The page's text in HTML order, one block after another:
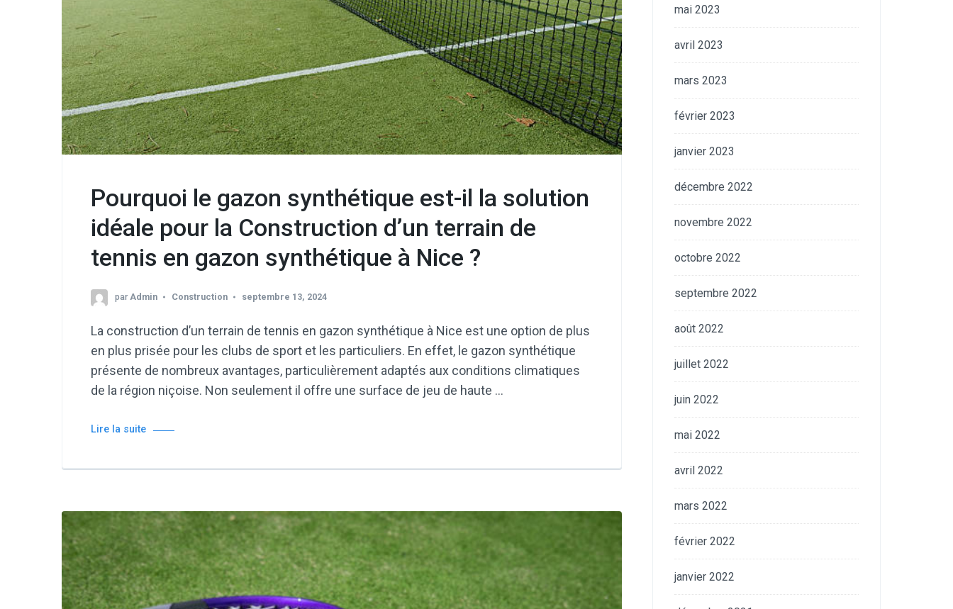
Pourquoi le gazon synthétique est-il la solution
idéale pour la Construction d’un terrain de
tennis en gazon synthétique à Nice ?
par Admin Construction septembre 13, 2024
La construction d’un terrain de tennis en gazon synthétique à Nice est une option de plus
en plus prisée pour les clubs de sport et les particuliers. En effet, le gazon synthétique
présente de nombreux avantages, particulièrement adaptés aux conditions climatiques
de la région niçoise. Non seulement il offre une surface de jeu de haute …
Lire la suite
mai 2023
avril 2023
mars 2023
février 2023
janvier 2023
décembre 2022
novembre 2022
octobre 2022
septembre 2022
août 2022
juillet 2022
juin 2022
mai 2022
avril 2022
mars 2022
février 2022
janvier 2022